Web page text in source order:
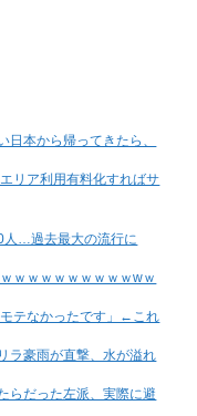
日本から帰ってきたら、
リア利用有料化すればサ
人…過去最大の流行に
ｗｗｗｗｗｗｗｗｗwｗ
モテなかったです」←これ
ラ豪雨が直撃、水が溢れ
らだった左派、実際に避